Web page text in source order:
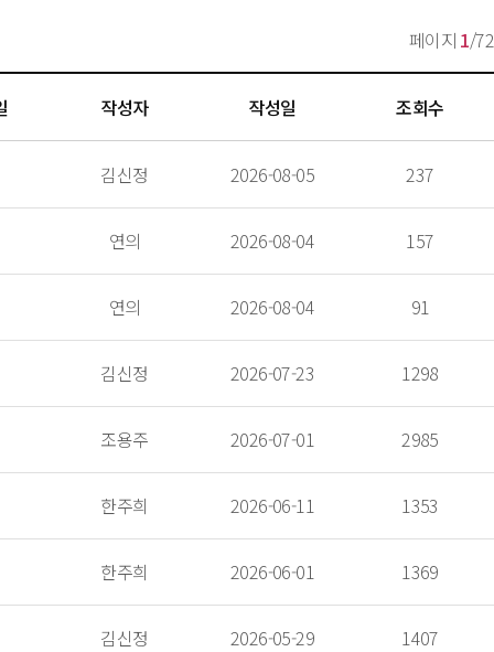
페이지 1/72
작성자 작성일 조회수
김신정 2026-08-05 237
연의 2026-08-04 157
연의 2026-08-04 91
김신정 2026-07-23 1298
조용주 2026-07-01 2985
한주희 2026-06-11 1353
한주희 2026-06-01 1369
김신정 2026-05-29 1407